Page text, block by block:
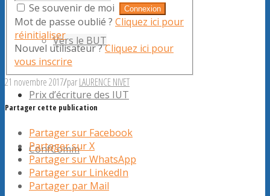
Vers le BUT
Prix d’écriture des IUT
ConfComm
Se souvenir de moi
Mot de passe oublié ? Cliquez ici pour
réinitialiser
Nouvel utilisateur ?Cliquez ici pour
vous inscrire
21 novembre 2017/parLAURENCE NIVET
Partager cette publication
Partager sur Facebook
Partager sur X
Partager sur WhatsApp
Partager sur LinkedIn
Partager par Mail